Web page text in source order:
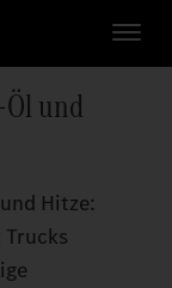
und
Hitze:
Trucks